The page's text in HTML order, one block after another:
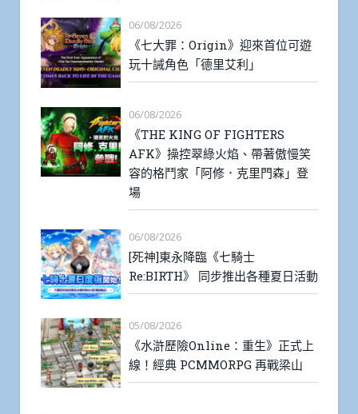
06/08/2026
《七大罪：Origin》迎來首位可遊
玩十誡角色「德里艾利」
06/08/2026
《THE KING OF FIGHTERS
AFK》操控翠綠火焰、帶著傲慢笑
容的格鬥家「阿修．克里門森」登
場
06/08/2026
[死神]東永降臨《七騎士
Re:BIRTH》 同步推出各種夏日活動
05/08/2026
《水滸歷險Online：重生》正式上
線！經典 PCMMORPG 再戰梁山